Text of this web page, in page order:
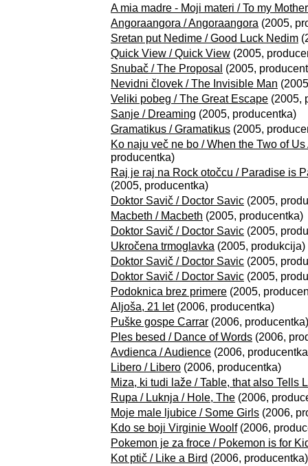
A mia madre - Moji materi / To my Mother
Angoraangora / Angoraangora (2005,
Sretan put Nedime / Good Luck Nedim
Quick View / Quick View (2005,
Snubač / The Proposal (2005,
Nevidni človek / The Invisible Man
Veliki pobeg / The Great Escape (2005,
Sanje / Dreaming (2005, producentka)
Gramatikus / Gramatikus (2005,
Ko naju več ne bo / When the Two of Us
producentka)
Raj je raj na Rock otočcu / Paradise is
(2005, producentka)
Doktor Savič / Doctor Savic (2005,
Macbeth / Macbeth (2005, producentka)
Doktor Savič / Doctor Savic (2005,
Ukročena trmoglavka (2005, produkcija)
Doktor Savič / Doctor Savic (2005,
Doktor Savič / Doctor Savic (2005,
Podoknica brez primere (2005,
Aljoša, 21 let(2006, producentka)
Puške gospe Carrar (2006, producentka)
Ples besed / Dance of Words (2006,
Avdienca / Audience (2006,
Libero / Libero (2006, producentka)
Miza, ki tudi laže / Table, that also Tells
Rupa / Luknja / Hole, The (2006,
Moje male ljubice / Some Girls (2006,
Kdo se boji Virginie Woolf(2006,
Pokemon je za froce / Pokemon is for
Kot ptič / Like a Bird (2006, producentka)